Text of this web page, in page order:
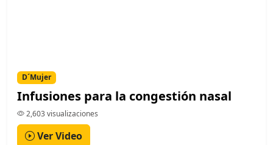
D´Mujer
Infusiones para la congestión nasal
2,603 visualizaciones
Ver Video